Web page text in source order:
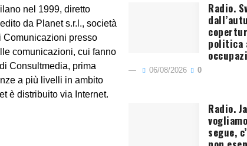
nel 1999, diretto
da Planet s.r.l., società
Comunicazioni presso
comunicazioni, cui fanno
Consultmedia, prima
a più livelli in ambito
è distribuito via Internet.
Radio.
politica
06/08/2026 0
Radio.
segue,